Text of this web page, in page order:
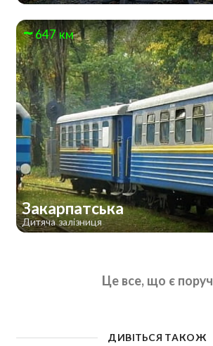
647 км
Закарпатська
Дитяча залізниця
Це все, що є поруч
ДИВІТЬСЯ ТАКОЖ